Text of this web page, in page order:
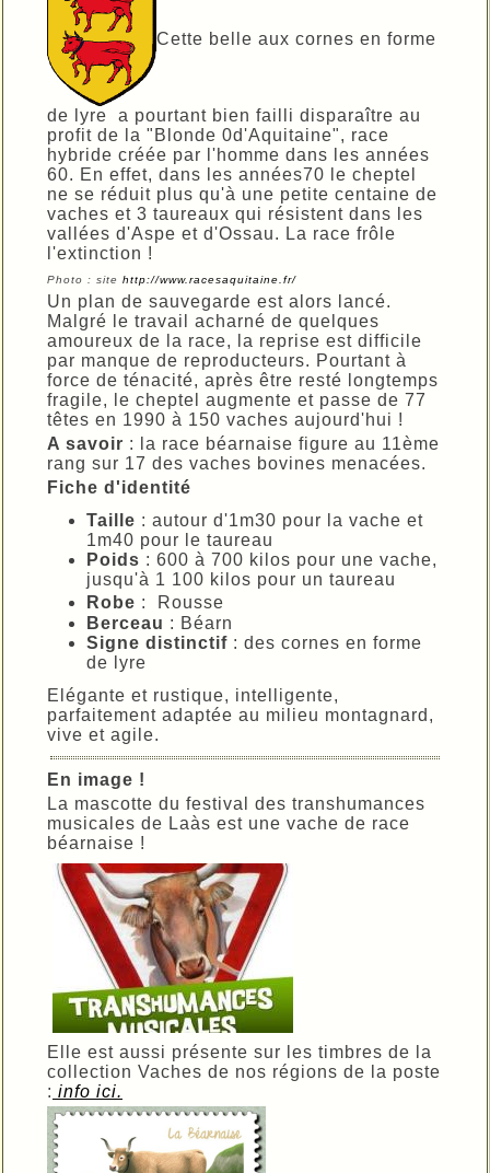
Cette belle aux cornes en forme
de lyre a pourtant bien failli disparaître au
profit de la "Blonde 0d'Aquitaine", race
hybride créée par l'homme dans les années
60. En effet, dans les années70 le cheptel
ne se réduit plus qu'à une petite centaine de
vaches et 3 taureaux qui résistent dans les
vallées d'Aspe et d'Ossau. La race frôle
l'extinction !
Photo : site http://www.racesaquitaine.fr/
Un plan de sauvegarde est alors lancé.
Malgré le travail acharné de quelques
amoureux de la race, la reprise est difficile
par manque de reproducteurs. Pourtant à
force de ténacité, après être resté longtemps
fragile, le cheptel augmente et passe de 77
têtes en 1990 à 150 vaches aujourd'hui !
A savoir : la race béarnaise figure au 11ème
rang sur 17 des vaches bovines menacées.
Fiche d'identité
Taille : autour d'1m30 pour la vache et
1m40 pour le taureau
Poids : 600 à 700 kilos pour une vache,
jusqu'à 1 100 kilos pour un taureau
Robe : Rousse
Berceau : Béarn
Signe distinctif : des cornes en forme
de lyre
Elégante et rustique, intelligente,
parfaitement adaptée au milieu montagnard,
vive et agile.
En image !
La mascotte du festival des transhumances
musicales de Laàs est une vache de race
béarnaise !
Elle est aussi présente sur les timbres de la
collection Vaches de nos régions de la poste
: info ici.